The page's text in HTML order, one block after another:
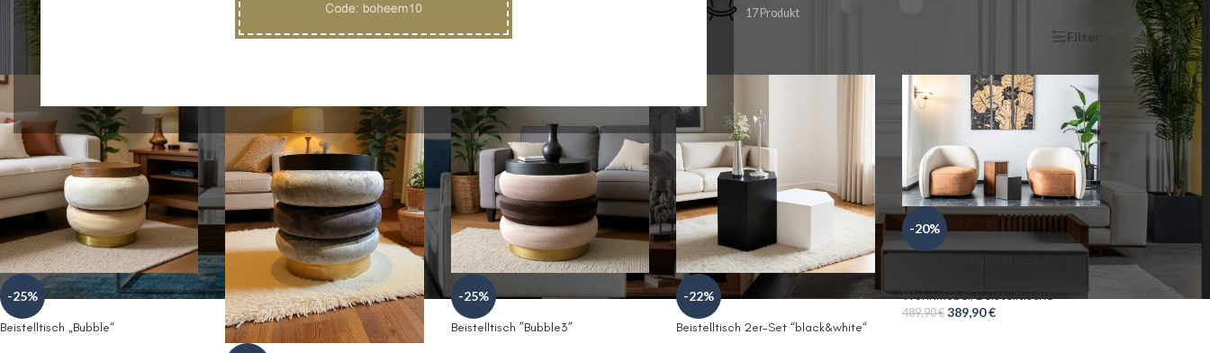
47 Produkt 17 Produkt
Wohnmöbel Filter
-25%
Beistelltisch „Bubble“
-25%
Beistelltisch ”Bubble3”
-22%
Beistelltisch 2er-Set “black&white“
-20%
Wohnmöbel ,
489,90€ 389,90€